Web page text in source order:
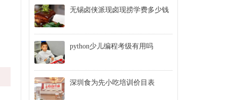
无锡卤侠派现卤现捞学费多少钱
python少儿编程考级有用吗
深圳食为先小吃培训价目表